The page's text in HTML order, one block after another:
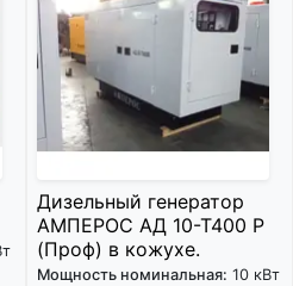
Дизельный генератор
АМПЕРОС АД 10-Т400 P
(Проф) в кожухе.
Мощность номинальная: 10 кВт